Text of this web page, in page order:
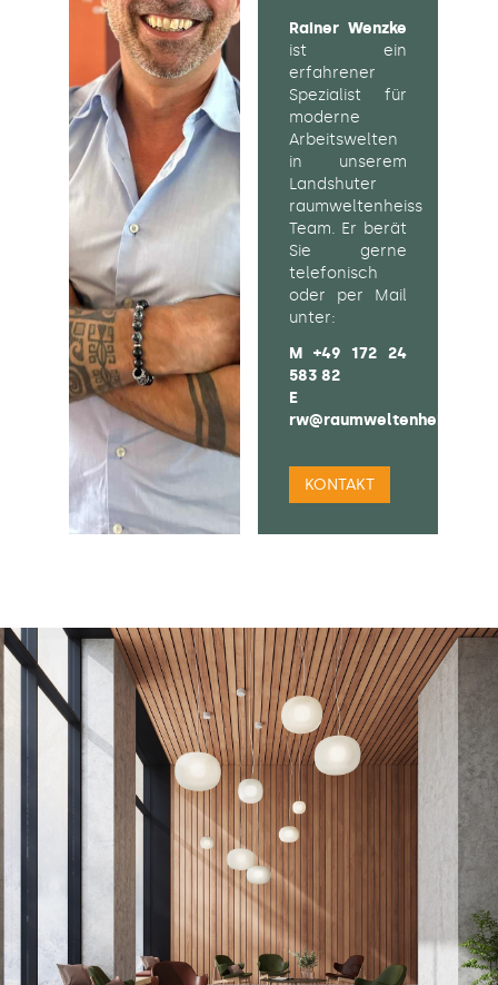
Rainer Wenzke
ist ein
erfahrener
Spezialist für
moderne
Arbeitswelten
in unserem
Landshuter
raumweltenheiss
Team. Er berät
Sie gerne
telefonisch
oder per Mail
unter:
M +49 172 24
583 82
E
rw@raumweltenheiss.de
KONTAKT